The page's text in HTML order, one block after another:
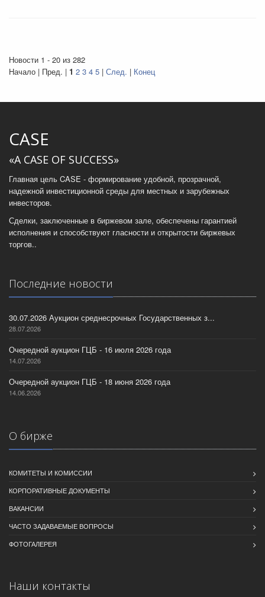
Новости 1 - 20 из 282
Начало | Пред. | 1 2 3 4 5 | След. | Конец
CASE
«A CASE OF SUCCESS»
Главная цель CASE - формирование удобной, прозрачной,
надежной инвестиционной среды для местных и зарубежных
инвесторов.
Сделки, заключенные в биржевом зале, обеспечены гарантией
исполнения и способствуют гласности и открытости биржевых
торгов..
Последние новости
30.07.2026 Аукцион среднесрочных Государственных з...
28.07.2026
Очередной аукцион ГЦБ - 16 июля 2026 года
14.07.2026
Очередной аукцион ГЦБ - 18 июня 2026 года
14.06.2026
О бирже
КОМИТЕТЫ И КОМИССИИ
КОРПОРАТИВНЫЕ ДОКУМЕНТЫ
ВАКАНСИИ
ЧАСТО ЗАДАВАЕМЫЕ ВОПРОСЫ
ФОТОГАЛЕРЕЯ
Наши контакты